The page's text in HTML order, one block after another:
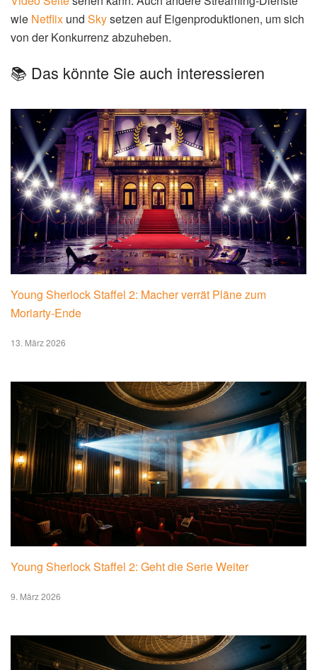
wie Netflix und Skysetzen auf Eigenproduktionen, um sich
von der Konkurrenz abzuheben.
📚 Das könnte Sie auch interessieren
Young Sherlock Staffel 2: Macher verrät Pläne zum
Moriarty-Ende
13. März 2026
Young Sherlock Staffel 2: Geht die Serie Weiter
9. März 2026